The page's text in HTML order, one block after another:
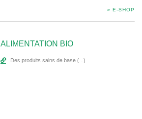
» E-SHOP
ALIMENTATION BIO
Des produits sains de base (...)